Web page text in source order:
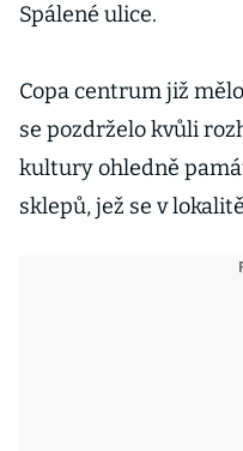
Spálené ulice.
Copa centrum již
se pozdrželo kvůli
kultury ohledně
sklepů, jež se v